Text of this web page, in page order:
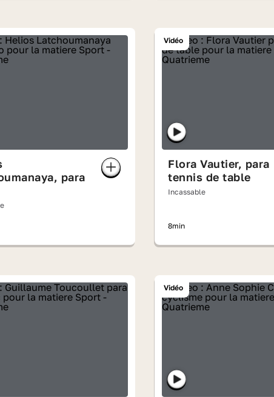
para
Vidéo
Flora Vautier, para
tennis de table
Incassable
8min
Vidéo